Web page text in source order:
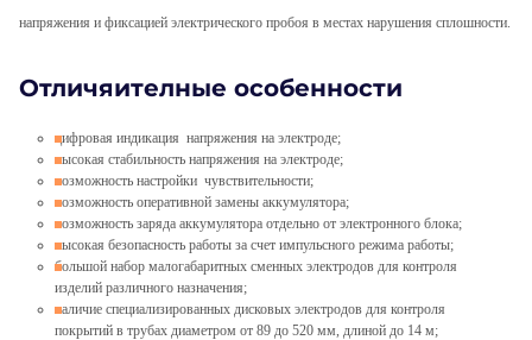
напряжения и фиксацией электрического пробоя в местах нарушения сплошности.
Отличяителные особенности
цифровая индикация напряжения на электроде;
высокая стабильность напряжения на электроде;
возможность настройки чувствительности;
возможность оперативной замены аккумулятора;
возможность заряда аккумулятора отдельно от электронного блока;
высокая безопасность работы за счет импульсного режима работы;
большой набор малогабаритных сменных электродов для контроля
изделий различного назначения;
наличие специализированных дисковых электродов для контроля
покрытий в трубах диаметром от 89 до 520 мм, длиной до 14 м;